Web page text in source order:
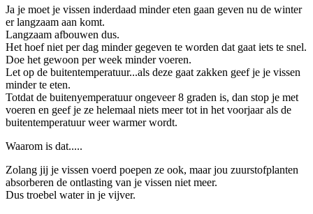
Ja je moet je vissen inderdaad minder eten gaan geven nu de winter
er langzaam aan komt.
Langzaam afbouwen dus.
Het hoef niet per dag minder gegeven te worden dat gaat iets te snel.
Doe het gewoon per week minder voeren.
Let op de buitentemperatuur...als deze gaat zakken geef je je vissen
minder te eten.
Totdat de buitenyemperatuur ongeveer 8 graden is, dan stop je met
voeren en geef je ze helemaal niets meer tot in het voorjaar als de
buitentemperatuur weer warmer wordt.
Waarom is dat.....
Zolang jij je vissen voerd poepen ze ook, maar jou zuurstofplanten
absorberen de ontlasting van je vissen niet meer.
Dus troebel water in je vijver.